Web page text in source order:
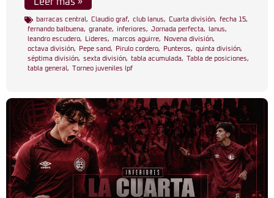
barracas central , Claudio graf, club lanus, Cuarta división, fecha 15,
fernando balbuena, granate, inferiores, Jornada perfecta, lanus,
leandro escudero, Lideres, marcos aguirre, Novena división,
octava división, Pepe sand, Pirulo cordero, Punteros, quinta división,
séptima división, sexta división, tabla acumulada, Tabla de posiciones,
tabla general , Torneo juveniles lpf